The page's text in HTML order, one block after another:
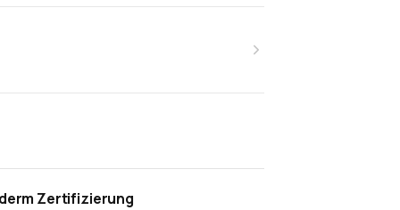
Zertifizierung